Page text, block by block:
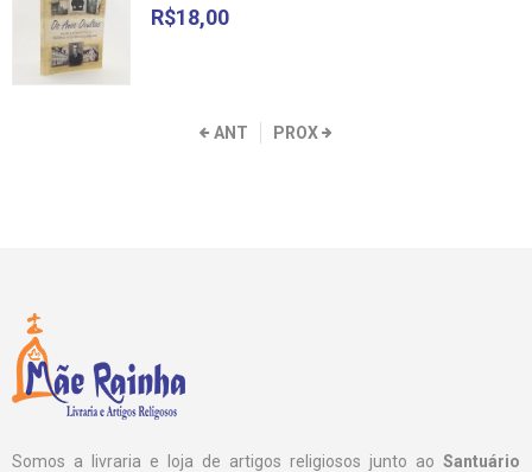
R$18,00
ANT PROX
Somos a livraria e loja de artigos religiosos junto ao Santuário